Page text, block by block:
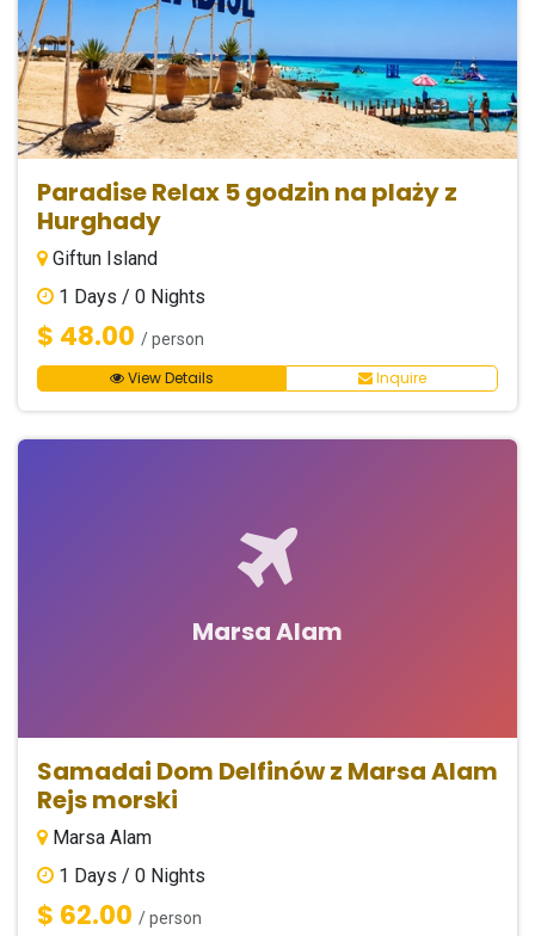
Paradise Relax 5 godzin na plaży z
Hurghady
Giftun Island
1 Days / 0 Nights
$ 48.00 / person
View Details Inquire
Marsa Alam
Samadai Dom Delfinów z Marsa Alam
Rejs morski
Marsa Alam
1 Days / 0 Nights
$ 62.00 / person